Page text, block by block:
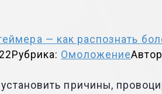
— как распознать
Рубрика: Омоложение
причины,